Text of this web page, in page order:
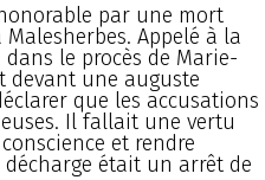
par une mort
Appelé à la
le procès de Marie-
devant une auguste
que les accusations
Il fallait une vertu
et rendre
était un arrêt de